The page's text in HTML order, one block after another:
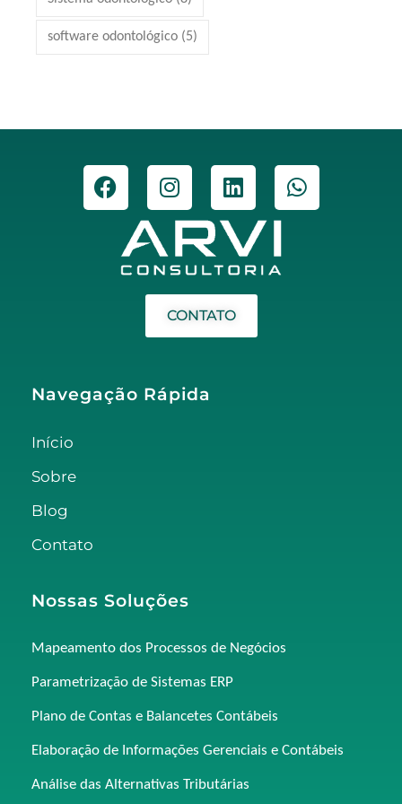
software odontológico (5)
CONTATO
Navegação Rápida
Início
Sobre
Blog
Contato
Nossas Soluções
Mapeamento dos Processos de Negócios
Parametrização de Sistemas ERP
Plano de Contas e Balancetes Contábeis
Elaboração de Informações Gerenciais e Contábeis
Análise das Alternativas Tributárias